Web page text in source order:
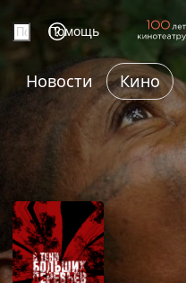
Помощь
Новости Кино